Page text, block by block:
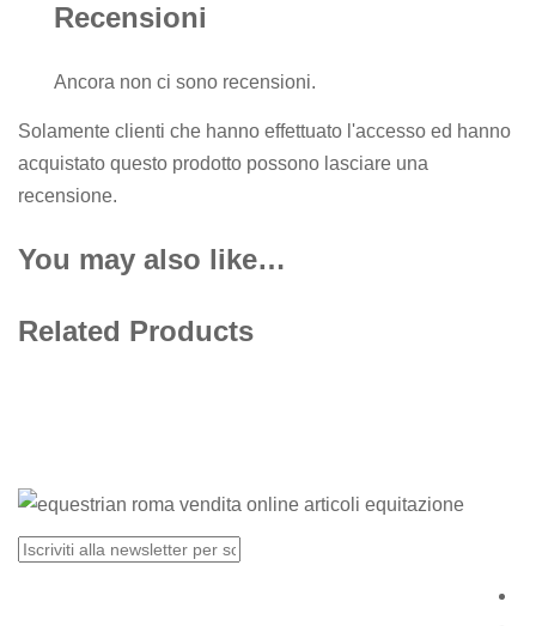
Recensioni
Ancora non ci sono recensioni.
Solamente clienti che hanno effettuato l'accesso ed hanno
acquistato questo prodotto possono lasciare una
recensione.
You may also like…
Related Products